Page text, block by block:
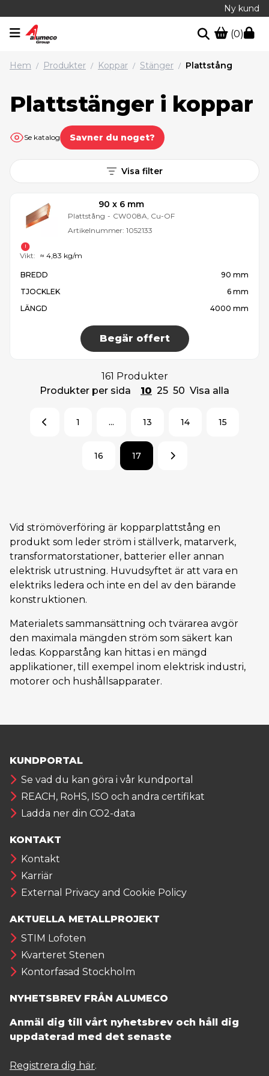
Ny kund
(0)
Hem / Produkter / Koppar / Stänger / Plattstång
Plattstänger i koppar
Se katalog Savner du noget?
Visa filter
90 x 6 mm
Plattstång - CW008A, Cu-OF
Artikelnummer: 1052133
BREDD
90 mm
TJOCKLEK
6 mm
LÄNGD
4000 mm
Begär offert
Vikt: ≈ 4,83 kg/m
161 Produkter
Produkter per sida
10 25 50 Visa alla
1 ... 13 14 15
16 17
Vid strömöverföring är kopparplattstång en
produkt som leder ström i ställverk, matarverk,
transformatorstationer, batterier eller annan
elektrisk utrustning. Huvudsyftet är att vara en
elektriks ledera och inte en del av den bärande
konstruktionen.
Materialets sammansättning och tvärarea avgör
den maximala mängden ström som säkert kan
ledas. Kopparstång kan hittas i en mängd
applikationer, till exempel inom elektrisk industri,
motorer och hushållsapparater.
KUNDPORTAL
Se vad du kan göra i vår kundportal
REACH, RoHS, ISO och andra certifikat
Ladda ner din CO2-data
KONTAKT
Kontakt
Karriär
External Privacy and Cookie Policy
AKTUELLA METALLPROJEKT
STIM Lofoten
Kvarteret Stenen
Kontorfasad Stockholm
NYHETSBREV FRÅN ALUMECO
Anmäl dig till vårt nyhetsbrev och håll dig
uppdaterad med det senaste
Registrera dig här.